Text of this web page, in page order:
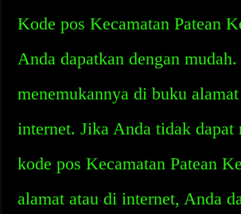
Kode pos Kecamatan Patean
Anda dapatkan dengan
menemukannya di buku
internet. Jika Anda tidak dapat
kode pos Kecamatan Patean
alamat atau di internet, Anda